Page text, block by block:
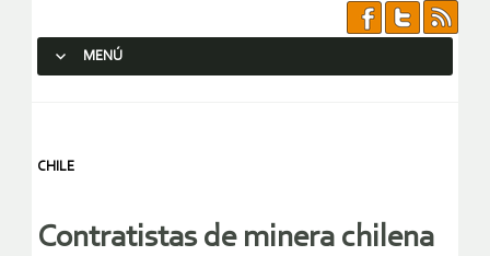
MENÚ
CHILE
Contratistas de minera chilena